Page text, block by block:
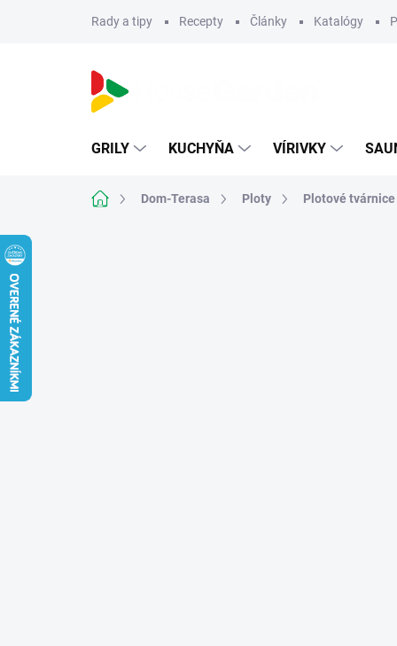
Rady a tipy Recepty Články Katalógy
GRILY KUCHYŇA VÍRIVKY
DomovDom-Terasa Ploty Plotové tvárnice